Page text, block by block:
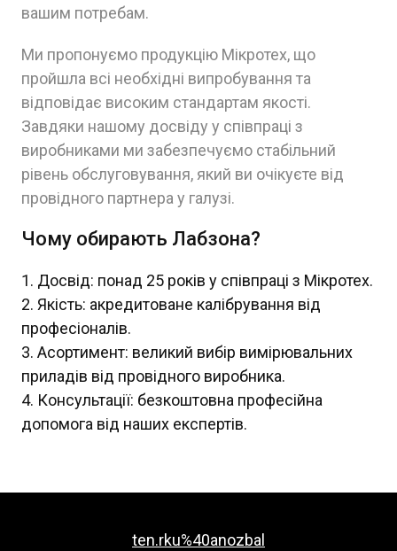
вашим потребам.
Ми пропонуємо продукцію Мікротех, що
пройшла всі необхідні випробування та
відповідає високим стандартам якості.
Завдяки нашому досвіду у співпраці з
виробниками ми забезпечуємо стабільний
рівень обслуговування, який ви очікуєте від
провідного партнера у галузі.
Чому обирають Лабзона?
Досвід: понад 25 років у співпраці з Мікротех.
Якість: акредитоване калібрування від
професіоналів.
Асортимент: великий вибір вимірювальних
приладів від провідного виробника.
Консультації: безкоштовна професійна
допомога від наших експертів.
ten.rku%40anozbal